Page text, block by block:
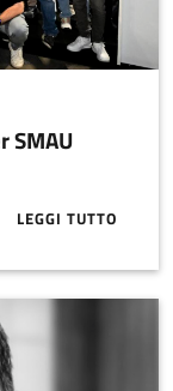
SMAU
LEGGI TUTTO
ABOUT